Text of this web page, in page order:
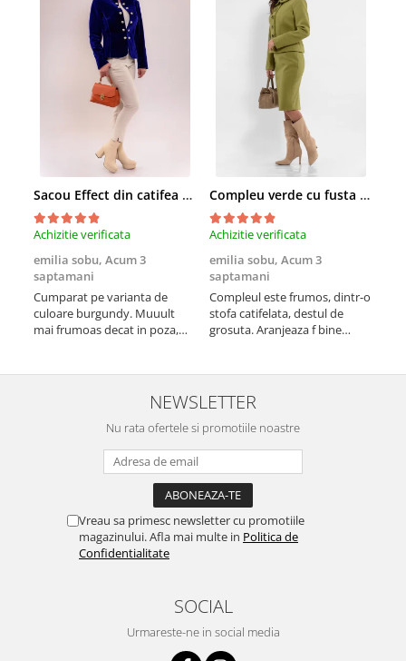
Sacou Effect din catifea neelastica albastru royal
Achizitie verificata
emilia sobu, Acum 3
saptamani
Cumparat pe varianta de
culoare burgundy. Muuult
mai frumoas decat in poza,
Compleu verde cu fusta conica si broderie
Achizitie verificata
emilia sobu, Acum 3
saptamani
Compleul este frumos, dintr-o
stofa catifelata, destul de
grosuta. Aranjeaza f bine
culoare)
NEWSLETTER
Nu rata ofertele si promotiile noastre
Vreau sa primesc newsletter cu promotiile
magazinului. Afla mai multe in Politica de
Confidentialitate
SOCIAL
Urmareste-ne in social media